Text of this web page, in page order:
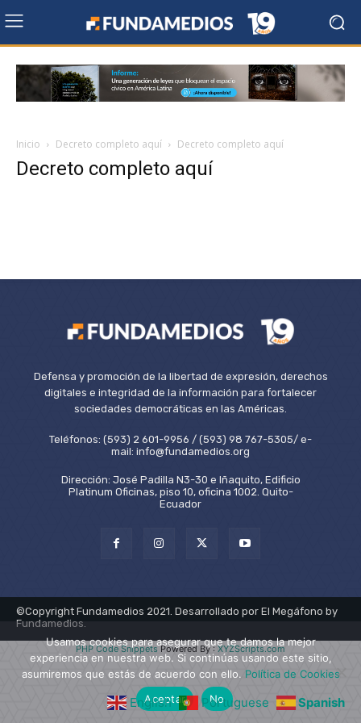
Inicio Decreto completo aquí Decreto completo aquí
Decreto completo aquí
Defensa y promoción de la libertad de expresión, derechos
digitales e integridad de la información para fortalecer
sociedades democráticas en las Américas.
Teléfonos: (593) 2 601-9956 / (593) 98 767-5305/ e-
mail: info@fundamedios.org
Dirección: José Padilla N3-30 e Iñaquito, Edificio
Platinum Oficinas, piso 10, oficina 1002. Quito-
Ecuador
©Copyright Fundamedios 2021. Desarrollado por El Megáfono by
Fundamedios.
English Portuguese Spanish
PHP Code SnippetsPowered By :XYZScripts.com
Usamos cookies para asegurar que te damos la mejor
experiencia en nuestra web. Si continúas usando este sitio,
asumiremos que estás de acuerdo con ello. Política de Cookies
Aceptar
No